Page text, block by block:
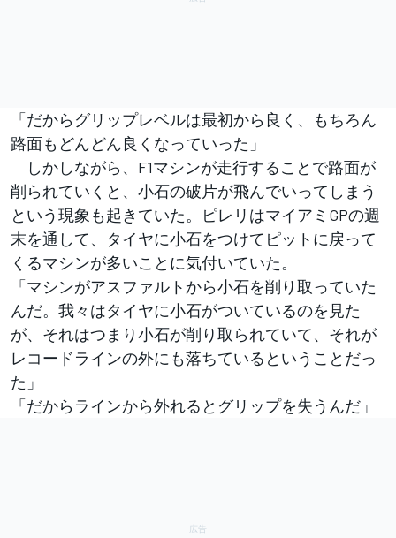
「だからグリップレベルは最初から良く、もちろん
路面もどんどん良くなっていった」
しかしながら、F1マシンが走行することで路面が
削られていくと、小石の破片が飛んでいってしまう
という現象も起きていた。ピレリはマイアミGPの週
末を通して、タイヤに小石をつけてピットに戻って
くるマシンが多いことに気付いていた。
「マシンがアスファルトから小石を削り取っていた
んだ。我々はタイヤに小石がついているのを見た
が、それはつまり小石が削り取られていて、それが
レコードラインの外にも落ちているということだっ
た」
「だからラインから外れるとグリップを失うんだ」